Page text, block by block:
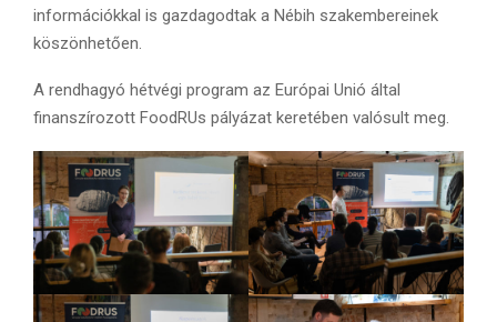
információkkal is gazdagodtak a Nébih szakembereinek
köszönhetően.
A rendhagyó hétvégi program az Európai Unió által
finanszírozott FoodRUs pályázat keretében valósult meg.